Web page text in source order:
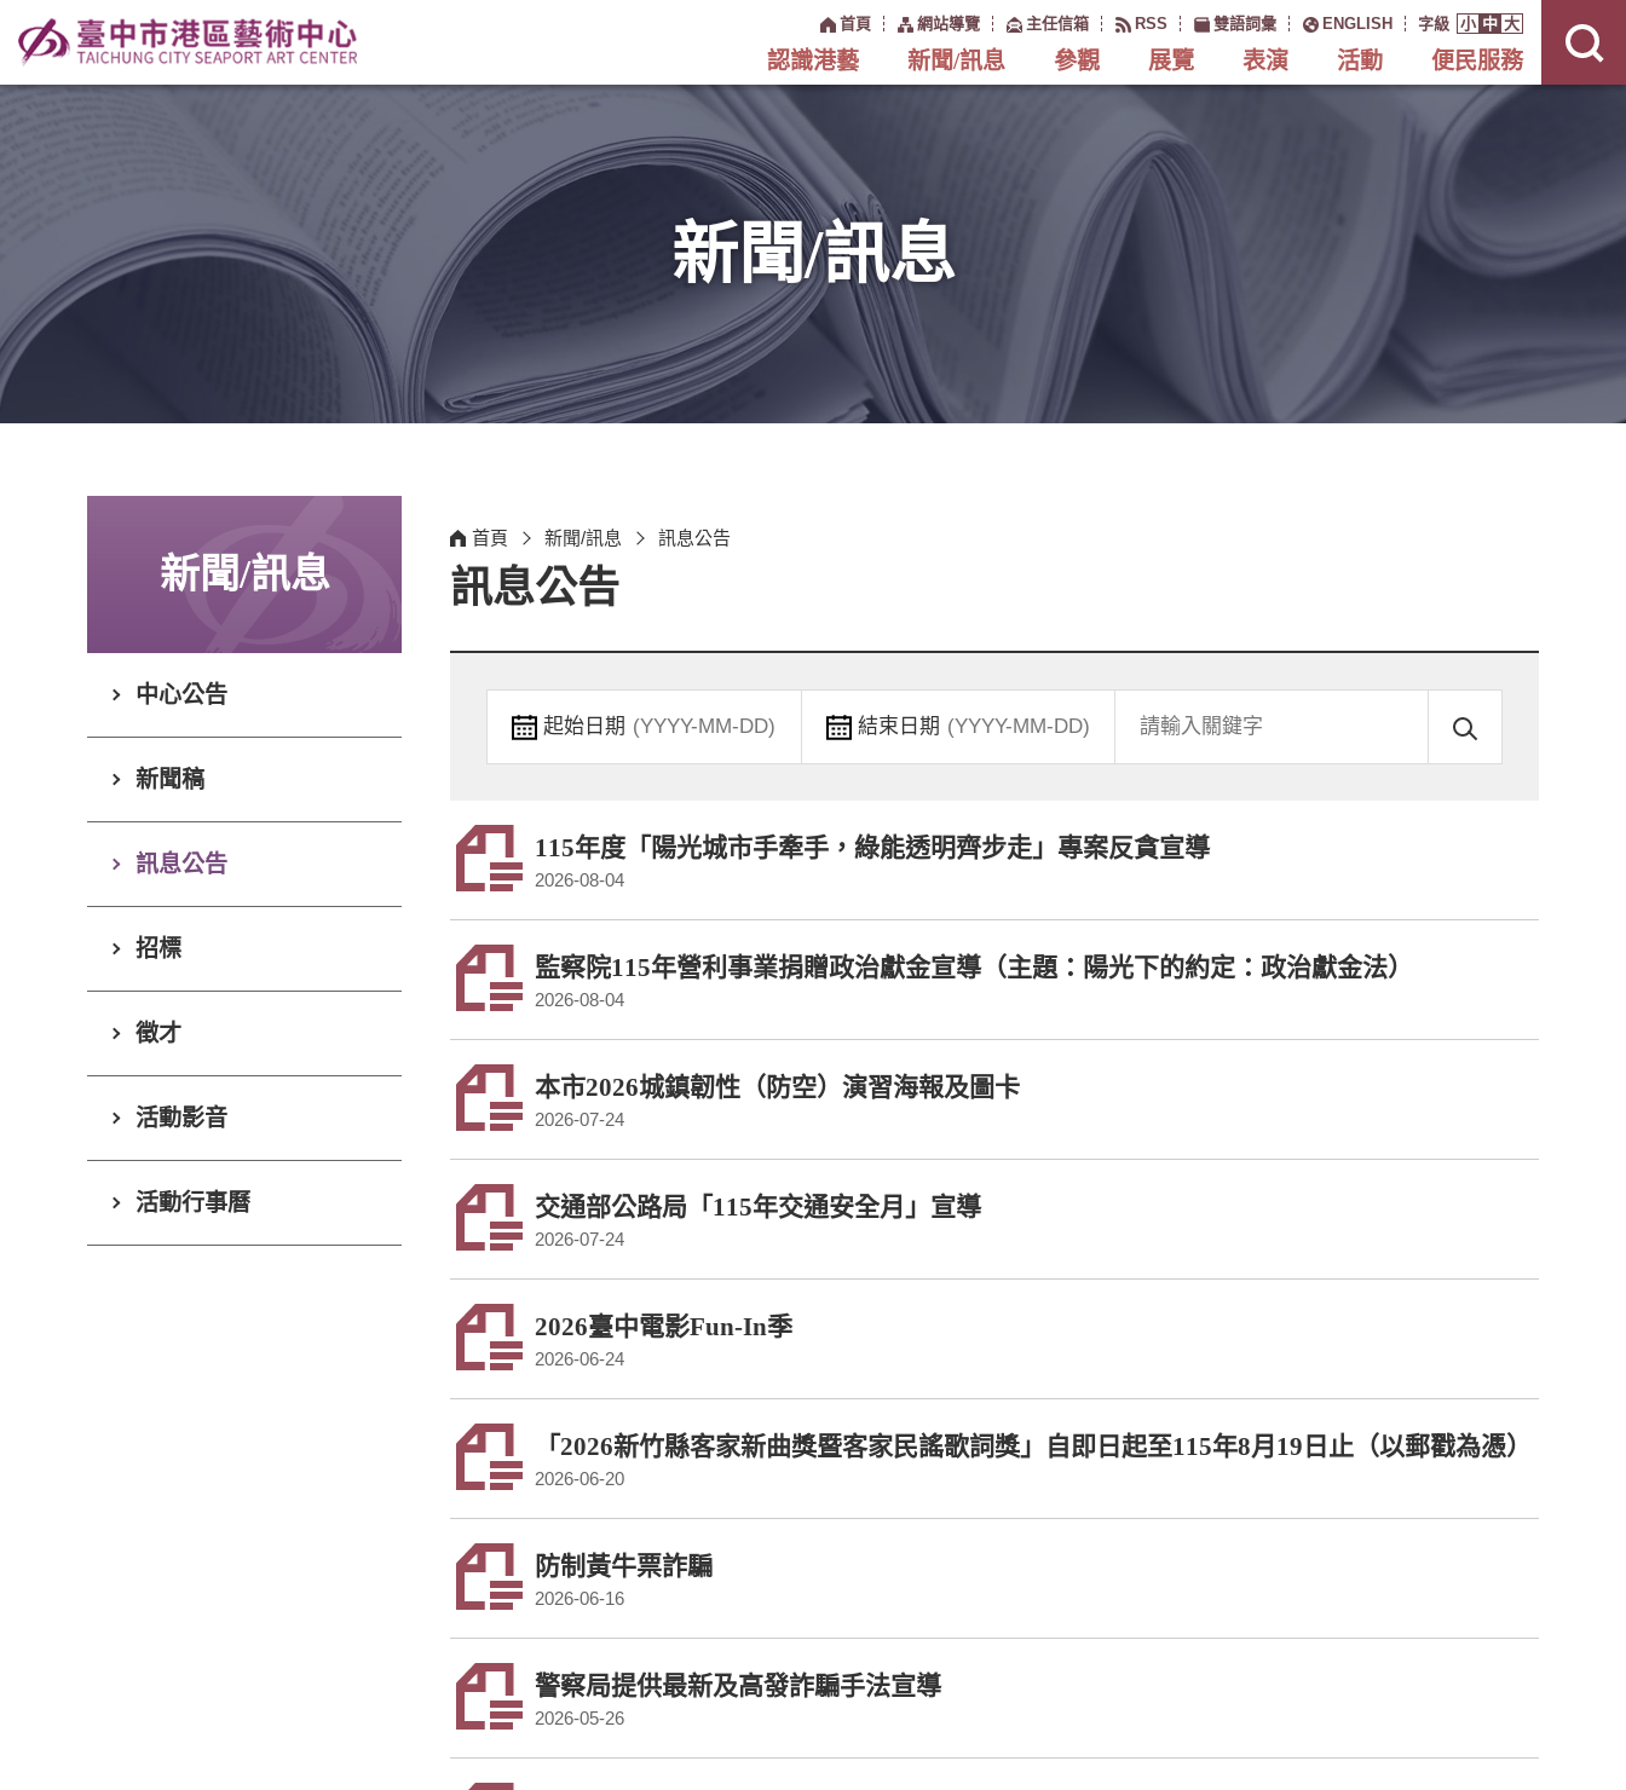
首頁 網站導覽 主任信箱 RSS 雙語詞彙 ENGLISH 字級 小 中 大
認識港藝 新聞/訊息 參觀 展覽 表演 活動 便民服務
網
站
搜
新聞/訊息
新聞/訊息
中心公告
新聞稿
訊息公告
招標
徵才
活動影音
活動行事曆
首頁 新聞/訊息 訊息公告
訊息公告
起始日期 結束日期
關
115年度「陽光城市手牽手，綠能透明齊步走」專案反貪宣導
2026-08-04
監察院115年營利事業捐贈政治獻金宣導（主題：陽光下的約定：政治獻金法）
2026-08-04
本市2026城鎮韌性（防空）演習海報及圖卡
2026-07-24
交通部公路局「115年交通安全月」宣導
2026-07-24
2026臺中電影Fun-In季
2026-06-24
「2026新竹縣客家新曲獎暨客家民謠歌詞獎」自即日起至115年8月19日止（以郵戳為憑）
2026-06-20
防制黃牛票詐騙
2026-06-16
警察局提供最新及高發詐騙手法宣導
2026-05-26